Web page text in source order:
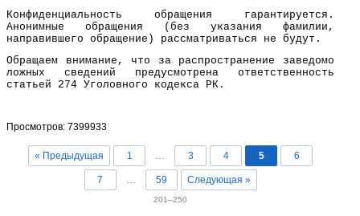
Конфиденциальность обращения гарантируется.
Анонимные обращения (без указания фамилии,
направившего обращение) рассматриваться не будут.
Обращаем внимание, что за распространение заведомо
ложных сведений предусмотрена ответственность
статьей 274 Уголовного кодекса РК.
Просмотров: 7399933
« Предыдущая 1 … 3 4 5 6
7 … 59 Следующая »
201–250